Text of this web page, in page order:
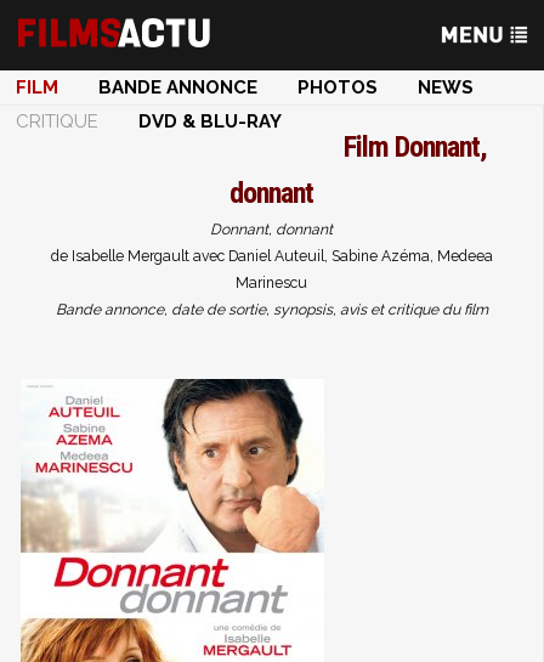
FILM BANDE ANNONCE PHOTOS
NEWS
CRITIQUE
DVD & BLU-RAY
Film Donnant,
donnant
Donnant, donnant
de Isabelle Mergault avec Daniel Auteuil, Sabine Azéma, Medeea
Marinescu
Bande annonce, date de sortie, synopsis, avis et critique du film